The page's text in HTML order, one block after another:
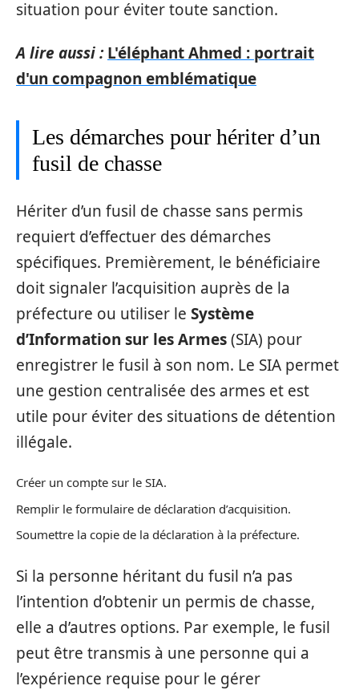
situation pour éviter toute sanction.
A lire aussi : L'éléphant Ahmed : portrait
d'un compagnon emblématique
Les démarches pour hériter d’un
fusil de chasse
Hériter d’un fusil de chasse sans permis
requiert d’effectuer des démarches
spécifiques. Premièrement, le bénéficiaire
doit signaler l’acquisition auprès de la
préfecture ou utiliser le Système
d’Information sur les Armes(SIA) pour
enregistrer le fusil à son nom. Le SIA permet
une gestion centralisée des armes et est
utile pour éviter des situations de détention
illégale.
Créer un compte sur le SIA.
Remplir le formulaire de déclaration d’acquisition.
Soumettre la copie de la déclaration à la préfecture.
Si la personne héritant du fusil n’a pas
l’intention d’obtenir un permis de chasse,
elle a d’autres options. Par exemple, le fusil
peut être transmis à une personne qui a
l’expérience requise pour le gérer